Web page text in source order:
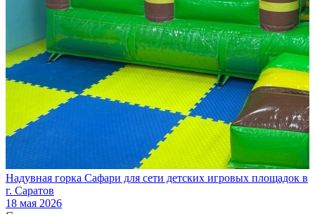
Надувная горка Сафари для сети детских игровых площадок в
г. Саратов
18 мая 2026